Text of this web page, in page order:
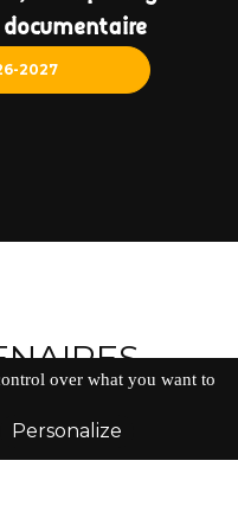
2027
over what you want to
Personalize